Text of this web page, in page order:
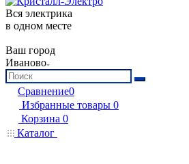
Вся электрика
в одном месте
Ваш город
Иваново
Сравнение0
Избранные товары 0
Корзина 0
Каталог